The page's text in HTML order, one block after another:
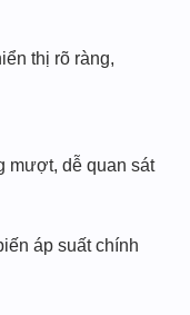
thị rõ ràng,
mượt, dễ quan sát
áp suất chính